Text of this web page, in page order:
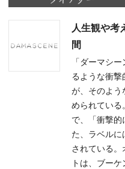
人生観や考
間
「ダーマシ
るような衝撃
が、そのよう
められている
で、「衝撃的
た、ラベルに
されている。
トは、ブー